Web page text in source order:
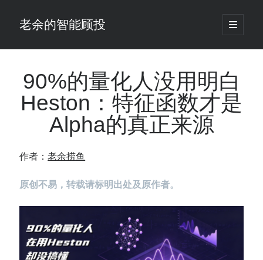
老余的智能顾投
open
primary
Sidebar
最新发表 ：
Black-Scholes模型漏算了一笔账，对冲基金用田中公式把它做成了生意
老余看市：假曙光、核电弹药上膛、AI分化
你的回测曲线越漂亮，我越替你担心：因为历史顺序，正在“倒着”给你
讲故事
大多数突破交易倒在“收缩阶段”，而这个EA等的是“扩张确认”（附完整源
为什么说每年6月底是罗素2000最干净的套利窗口？
我拿Reddit上高赞的趋势策略，认真跑了一遍回测（附代码）
老余看市：长鑫4万亿，A股却蒸发12.4万亿
90%的量化人没用明白
Heston：特征函数才是
Alpha的真正来源
作者：老余捞鱼
原创不易，转载请标明出处及原作者。